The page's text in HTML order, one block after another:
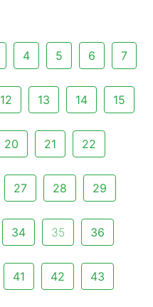
4 5 6 7
12 13 14 15
20 21 22
27 28 29
34 35 36
41 42 43